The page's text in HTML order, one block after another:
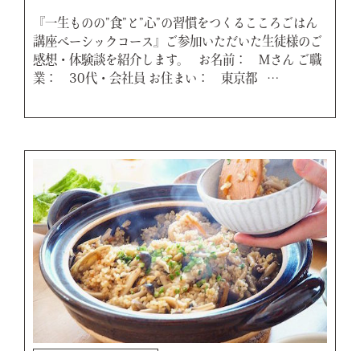
『一生ものの”食”と”心”の習慣をつくるこころごはん
講座ベーシックコース』ご参加いただいた生徒様のご
感想・体験談を紹介します。 お名前： Mさん ご職
業： 30代・会社員 お住まい： 東京都 …